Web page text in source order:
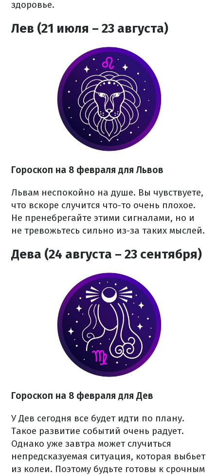
здоровье.
Лев (21 июля – 23 августа)
Гороскоп на 8 февраля для Львов
Львам неспокойно на душе. Вы чувствуете,
что вскоре случится что-то очень плохое.
Не пренебрегайте этими сигналами, но и
не тревожьтесь сильно из-за таких мыслей.
Дева (24 августа – 23 сентября)
Гороскоп на 8 февраля для Дев
У Дев сегодня все будет идти по плану.
Такое развитие событий очень радует.
Однако уже завтра может случиться
непредсказуемая ситуация, которая выбьет
из колеи. Поэтому будьте готовы к срочным